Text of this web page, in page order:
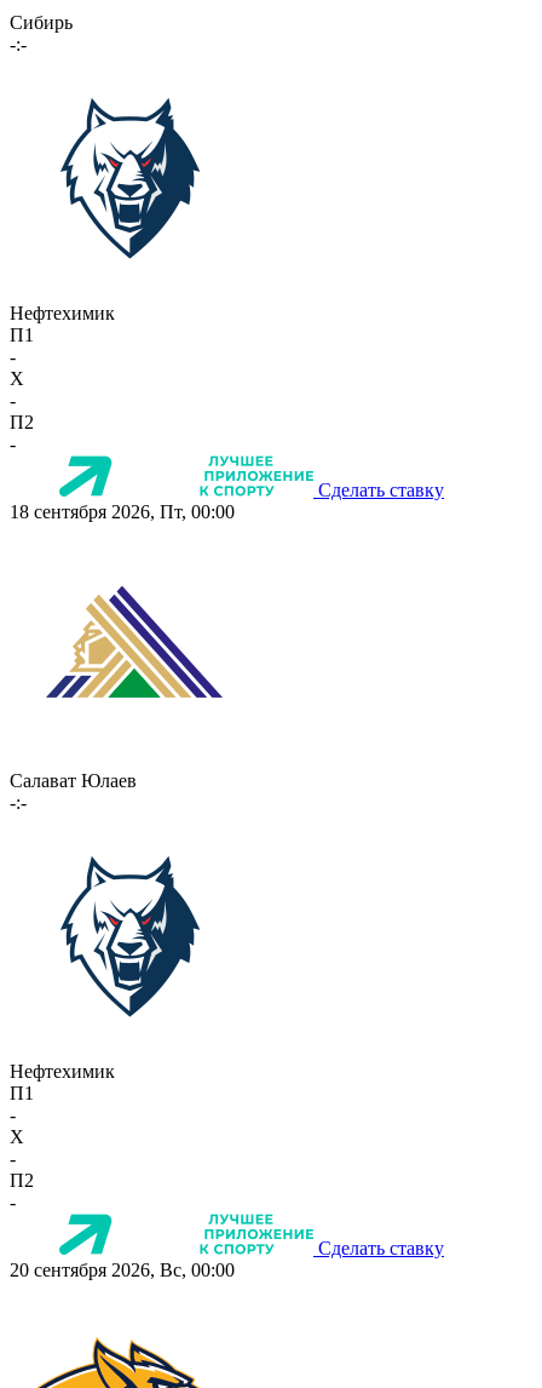
Сибирь
-:-
Нефтехимик
П1
-
X
-
П2
-
Сделать ставку
18 сентября 2026, Пт, 00:00
Салават Юлаев
-:-
Нефтехимик
П1
-
X
-
П2
-
Сделать ставку
20 сентября 2026, Вс, 00:00